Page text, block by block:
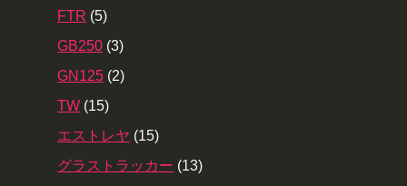
FTR (5)
GB250 (3)
GN125 (2)
TW (15)
エストレヤ (15)
グラストラッカー (13)